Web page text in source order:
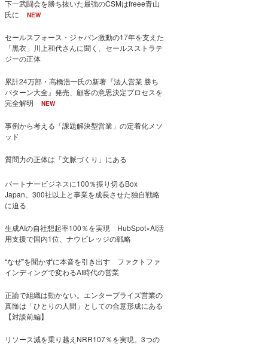
下一武闘会を勝ち抜いた最強のCSMはfreee青山
氏に
NEW
セールスフォース・ジャパン激動の17年を支えた
「黒衣」川上和代さんに聞く、セールスストラテ
ジーの正体
累計24万部・高橋浩一氏の新著『法人営業 勝ち
パターン大全』発売、顧客の意思決定プロセスを
完全解明
NEW
事例から考える「課題解決型営業」の定着化メソ
ッド
質問力の正体は「文脈づくり」にある
パートナービジネスに100％振り切るBox
Japan。300社以上と事業を成長させた独自戦略
に迫る
生成AIの自社想起率100％を実現 HubSpot×AI活
用支援で国内1位、ナウビレッジの戦略
“なぜ”を聞かずに本音を引き出す ファクトファ
インディングで変わるAI時代の営業
正論で組織は動かない。エンタープライズ営業の
真髄は「ひとりの人間」としての合意形成にある
【対談前編】
リソース減を乗り越えNRR107％を実現。3つの